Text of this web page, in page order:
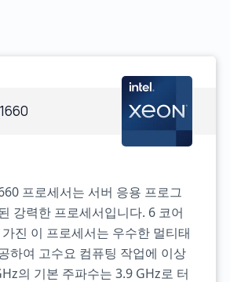
프로세서는 서버 응용 프로그
강력한 프로세서입니다. 6 코어
진 이 프로세서는 우수한 멀티태
하여 고수요 컴퓨팅 작업에 이상
의 기본 주파수는 3.9 GHz로 터